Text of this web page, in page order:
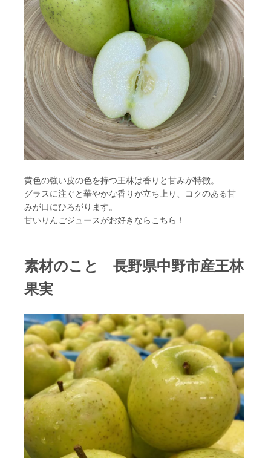
黄色の強い皮の色を持つ王林は香りと甘みが特徴。
グラスに注ぐと華やかな香りが立ち上り、コクのある甘
みが口にひろがります。
甘いりんごジュースがお好きならこちら！
素材のこと 長野県中野市産王林
果実